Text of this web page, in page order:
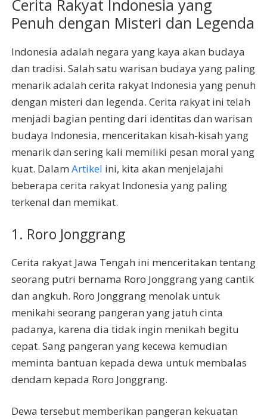
Cerita Rakyat Indonesia yang
Penuh dengan Misteri dan Legenda
Indonesia adalah negara yang kaya akan budaya
dan tradisi. Salah satu warisan budaya yang paling
menarik adalah cerita rakyat Indonesia yang penuh
dengan misteri dan legenda. Cerita rakyat ini telah
menjadi bagian penting dari identitas dan warisan
budaya Indonesia, menceritakan kisah-kisah yang
menarik dan sering kali memiliki pesan moral yang
kuat. Dalam Artikel ini, kita akan menjelajahi
beberapa cerita rakyat Indonesia yang paling
terkenal dan memikat.
1. Roro Jonggrang
Cerita rakyat Jawa Tengah ini menceritakan tentang
seorang putri bernama Roro Jonggrang yang cantik
dan angkuh. Roro Jonggrang menolak untuk
menikahi seorang pangeran yang jatuh cinta
padanya, karena dia tidak ingin menikah begitu
cepat. Sang pangeran yang kecewa kemudian
meminta bantuan kepada dewa untuk membalas
dendam kepada Roro Jonggrang.
Dewa tersebut memberikan pangeran kekuatan